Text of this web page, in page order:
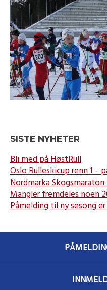
SISTE NYHETER
Bli med på HøstRull
Oslo Rulleskicup renn 1 –
Nordmarka
Mangler fremdeles noen
Påmelding til ny sesong